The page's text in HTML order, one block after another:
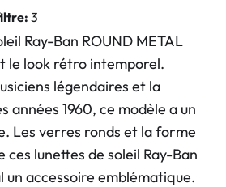
3
Ray-Ban ROUND METAL
le look rétro intemporel.
légendaires et la
années 1960, ce modèle a un
Les verres ronds et la forme
lunettes de soleil Ray-Ban
un accessoire emblématique.